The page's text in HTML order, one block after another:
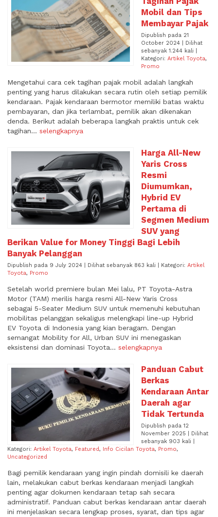
Mobil dan Tips
Membayar Pajak
Dipublish pada 21
October 2024 | Dilihat
sebanyak 1.244 kali |
Kategori: Artikel Toyota,
Promo
Mengetahui cara cek tagihan pajak mobil adalah langkah
penting yang harus dilakukan secara rutin oleh setiap pemilik
kendaraan. Pajak kendaraan bermotor memiliki batas waktu
pembayaran, dan jika terlambat, pemilik akan dikenakan
denda. Berikut adalah beberapa langkah praktis untuk cek
tagihan... selengkapnya
Harga All-New
Yaris Cross
Resmi
Diumumkan,
Hybrid EV
Pertama di
Segmen Medium
SUV yang
Berikan Value for Money Tinggi Bagi Lebih
Banyak Pelanggan
Dipublish pada 9 July 2024 | Dilihat sebanyak 863 kali | Kategori: Artikel
Toyota, Promo
Setelah world premiere bulan Mei lalu, PT Toyota-Astra
Motor (TAM) merilis harga resmi All-New Yaris Cross
sebagai 5-Seater Medium SUV untuk memenuhi kebutuhan
mobilitas pelanggan sekaligus melengkapi line-up Hybrid
EV Toyota di Indonesia yang kian beragam. Dengan
semangat Mobility for All, Urban SUV ini menegaskan
eksistensi dan dominasi Toyota... selengkapnya
Panduan Cabut
Berkas
Kendaraan Antar
Daerah agar
Tidak Tertunda
Dipublish pada 12
November 2025 | Dilihat
sebanyak 903 kali |
Kategori: Artikel Toyota, Featured, Info Cicilan Toyota, Promo,
Uncategorized
Bagi pemilik kendaraan yang ingin pindah domisili ke daerah
lain, melakukan cabut berkas kendaraan menjadi langkah
penting agar dokumen kendaraan tetap sah secara
administratif. Panduan cabut berkas kendaraan antar daerah
ini menjelaskan secara lengkap proses, syarat, dan tips agar